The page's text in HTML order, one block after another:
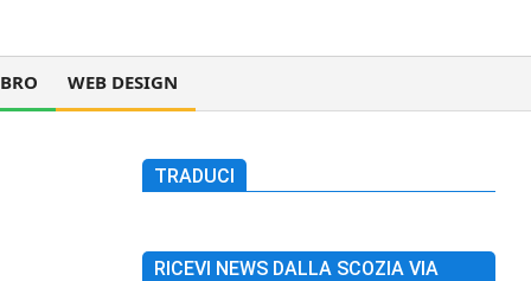
WEB DESIGN
TRADUCI
RICEVI NEWS DALLA SCOZIA VIA